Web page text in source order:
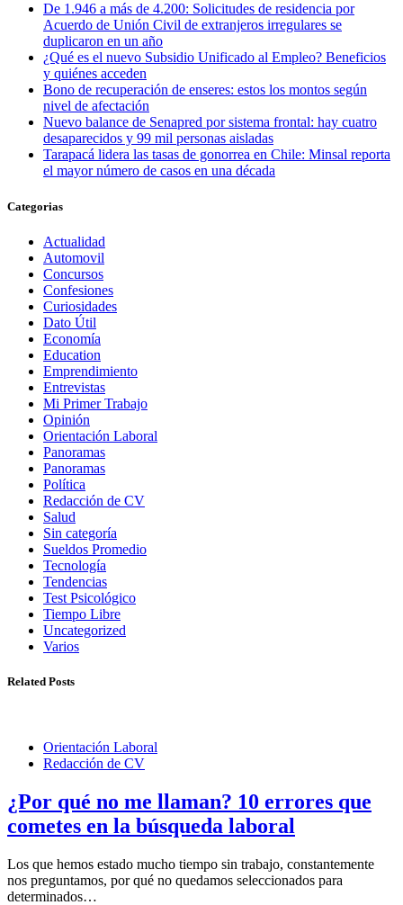
De 1.946 a más de 4.200: Solicitudes de residencia por
Acuerdo de Unión Civil de extranjeros irregulares se
duplicaron en un año
¿Qué es el nuevo Subsidio Unificado al Empleo? Beneficios
y quiénes acceden
Bono de recuperación de enseres: estos los montos según
nivel de afectación
Nuevo balance de Senapred por sistema frontal: hay cuatro
desaparecidos y 99 mil personas aisladas
Tarapacá lidera las tasas de gonorrea en Chile: Minsal reporta
el mayor número de casos en una década
Categorias
Actualidad
Automovil
Concursos
Confesiones
Curiosidades
Dato Útil
Economía
Education
Emprendimiento
Entrevistas
Mi Primer Trabajo
Opinión
Orientación Laboral
Panoramas
Panoramas
Política
Redacción de CV
Salud
Sin categoría
Sueldos Promedio
Tecnología
Tendencias
Test Psicológico
Tiempo Libre
Uncategorized
Varios
Related Posts
Orientación Laboral
Redacción de CV
¿Por qué no me llaman? 10 errores que
cometes en la búsqueda laboral
Los que hemos estado mucho tiempo sin trabajo, constantemente
nos preguntamos, por qué no quedamos seleccionados para
determinados…